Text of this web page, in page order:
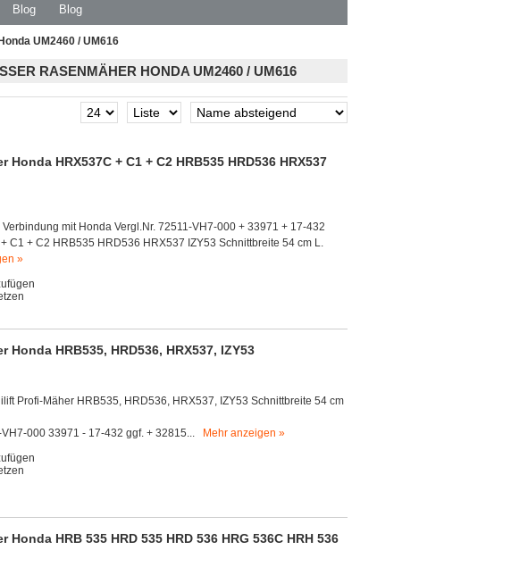
Blog Blog
UM2460 / UM616
RASENMÄHER HONDA UM2460 / UM616
Honda HRX537C + C1 + C2 HRB535 HRD536 HRX537
mit Honda Vergl.Nr. 72511-VH7-000 + 33971 + 17-432
C1 + C2 HRB535 HRD536 HRX537 IZY53 Schnittbreite 54 cm L.
»
Honda HRB535, HRD536, HRX537, IZY53
Profi-Mäher HRB535, HRD536, HRX537, IZY53 Schnittbreite 54 cm
VH7-000 33971 - 17-432 ggf. + 32815...
Mehr anzeigen »
Honda HRB 535 HRD 535 HRD 536 HRG 536C HRH 536